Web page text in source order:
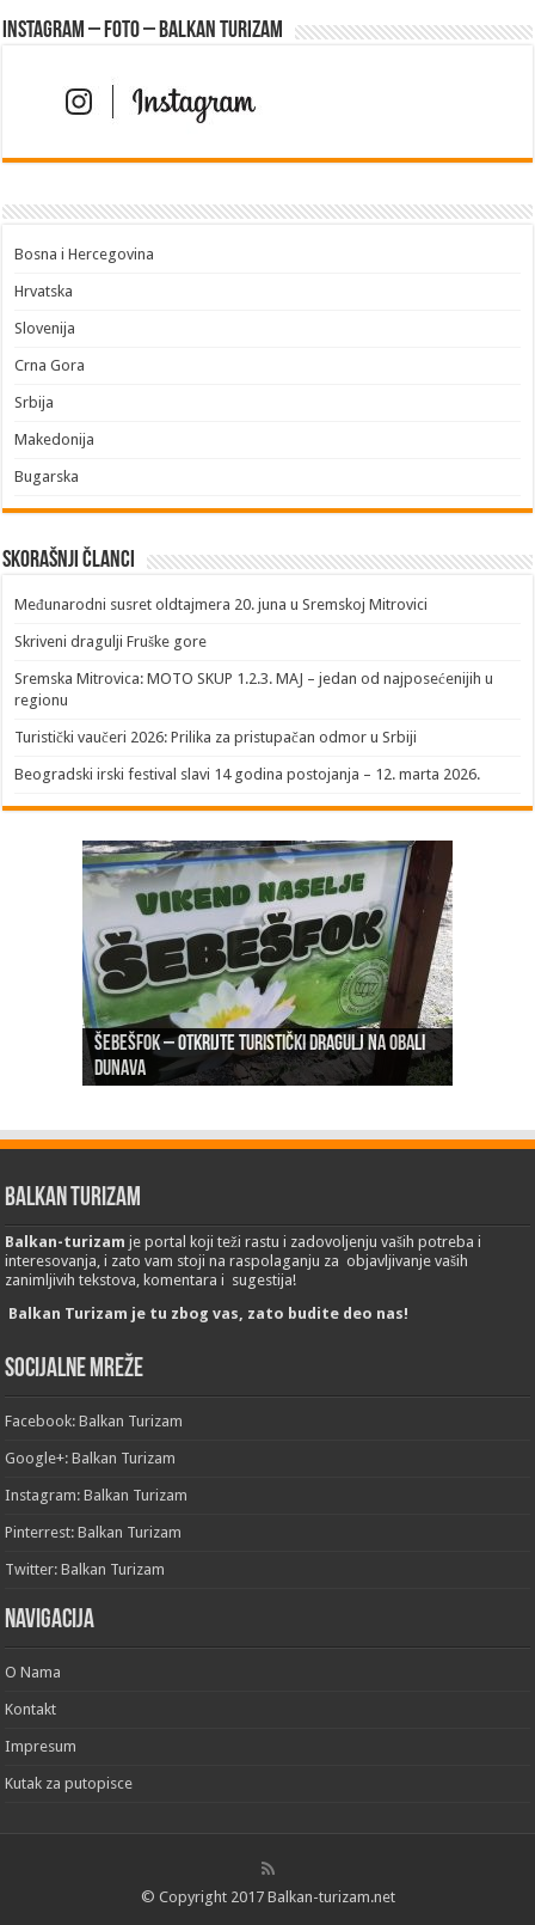
Instagram – FOTO – Balkan turizam
Bosna i Hercegovina
Hrvatska
Slovenija
Crna Gora
Srbija
Makedonija
Bugarska
Skorašnji članci
​Međunarodni susret oldtajmera 20. juna u Sremskoj Mitrovici
Skriveni dragulji Fruške gore
Sremska Mitrovica: MOTO SKUP 1.2.3. MAJ – jedan od najposećenijih u
regionu
Turistički vaučeri 2026: Prilika za pristupačan odmor u Srbiji
Beogradski irski festival slavi 14 godina postojanja – 12. marta 2026.
Šebešfok – Otkrijte turistički dragulj na obali
Dunava
Erdevik: Sremska kulenijada 8. juna
Pomerena kupališna sezona na Gradskoj plaži u
Sremskoj Mitrovici
Novi Sad: Exit festival od 6.do 9. jula
26. Međunarodni sajam turizma „EMITT 2023“
Balkan Turizam
Balkan-turizam je portal koji teži rastu i zadovoljenju vaših potreba i
interesovanja, i zato vam stoji na raspolaganju za objavljivanje vaših
zanimljivih tekstova, komentara i sugestija!
Balkan Turizam je tu zbog vas, zato budite deo nas!
Socijalne mreže
Facebook: Balkan Turizam
Google+: Balkan Turizam
Instagram: Balkan Turizam
Pinterrest: Balkan Turizam
Twitter: Balkan Turizam
Navigacija
O Nama
Kontakt
Impresum
Kutak za putopisce
© Copyright 2017 Balkan-turizam.net